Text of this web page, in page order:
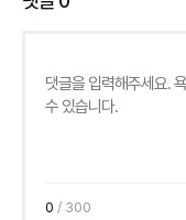
0 / 300